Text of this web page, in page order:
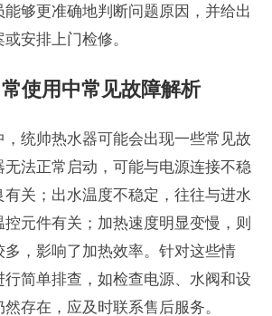
够更准确地判断问题原因，并给出
安排上门检修。
使用中常见故障解析
统帅热水器可能会出现一些常见故
无法正常启动，可能与电源连接不稳
有关；出水温度不稳定，往往与进水
元件有关；加热速度明显变慢，则
，影响了加热效率。针对这些情
行简单排查，如检查电源、水阀和设
存在，应及时联系售后服务。